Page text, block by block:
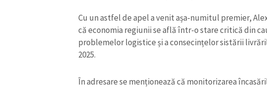
Cu un astfel de apel a venit așa-numitul premier,
că economia regiunii se află într-o stare critică din
problemelor logistice și a consecințelor sistării
2025.
În adresare se menționează că monitorizarea